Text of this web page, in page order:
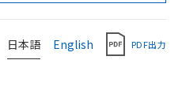
日本語 English PDF出力